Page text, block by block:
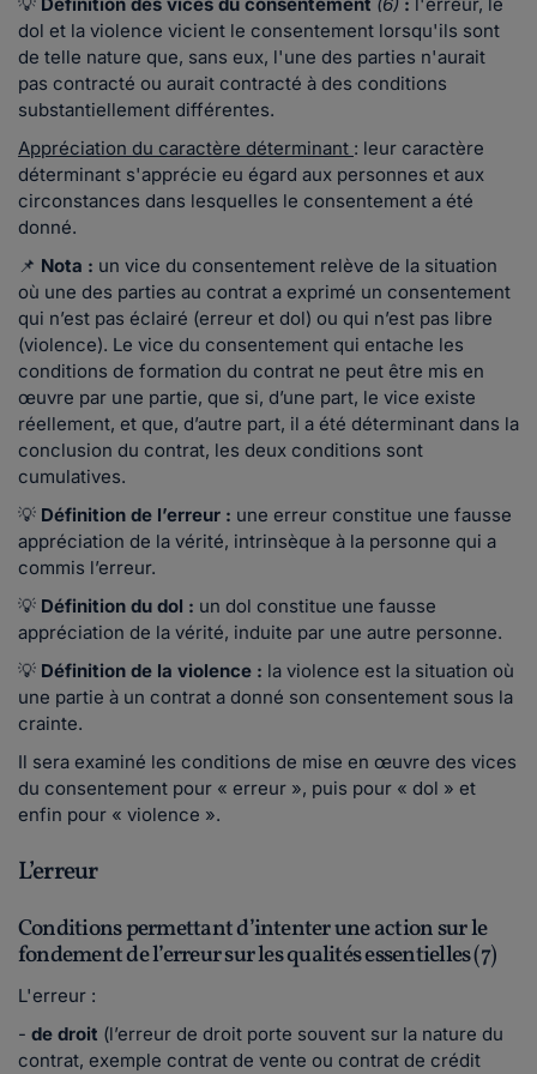
dol et la violence vicient le consentement lorsqu'ils sont
de telle nature que, sans eux, l'une des parties n'aurait
pas contracté ou aurait contracté à des conditions
substantiellement différentes.
Appréciation du caractère déterminant : leur caractère
déterminant s'apprécie eu égard aux personnes et aux
circonstances dans lesquelles le consentement a été
donné.
📌 Nota : un vice du consentement relève de la situation
où une des parties au contrat a exprimé un consentement
qui n’est pas éclairé (erreur et dol) ou qui n’est pas libre
(violence). Le vice du consentement qui entache les
conditions de formation du contrat ne peut être mis en
œuvre par une partie, que si, d’une part, le vice existe
réellement, et que, d’autre part, il a été déterminant dans la
conclusion du contrat, les deux conditions sont
cumulatives.
💡 Définition de l’erreur : une erreur constitue une fausse
appréciation de la vérité, intrinsèque à la personne qui a
commis l’erreur.
💡 Définition du dol : un dol constitue une fausse
appréciation de la vérité, induite par une autre personne.
💡 Définition de la violence : la violence est la situation où
une partie à un contrat a donné son consentement sous la
crainte.
Il sera examiné les conditions de mise en œuvre des vices
du consentement pour « erreur », puis pour « dol » et
enfin pour « violence ».
L’erreur
Conditions permettant d’intenter une action sur le
fondement de l’erreur sur les qualités essentielles (7)
L'erreur :
- de droit (l’erreur de droit porte souvent sur la nature du
contrat, exemple contrat de vente ou contrat de crédit